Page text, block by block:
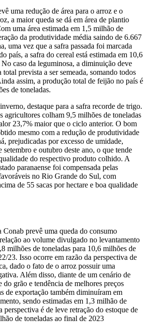
uma redução de área para o arroz e o
a maior queda se dá em área de plantio
uma área estimada em 1,5 milhão de
da produtividade média saindo de 6.667
uma vez que a safra passada foi marcada
país, a safra do cereal está estimada em 10,6
caso da leguminosa, a diminuição deve
total prevista a ser semeada, somando todos
assim, a produção total de feijão no país é
de toneladas.
destaque para a safra recorde de trigo.
agricultores colham 9,5 milhões de toneladas
23,7% maior que o ciclo anterior. O bom
mesmo com a redução de produtividade
prejudicadas por excesso de umidade,
setembro e outubro deste ano, o que tende
do respectivo produto colhido. A
paranaense foi compensada pelas
no Rio Grande do Sul, com
de 55 sacas por hectare e boa qualidade
Conab prevê uma queda do consumo
ao volume divulgado no levantamento
milhões de toneladas para 10,6 milhões de
23. Isso ocorre em razão da perspectiva de
dado o fato de o arroz possuir uma
Além disso, diante de um cenário de
grão e tendência de melhores preços
de exportação também diminuíram em
sendo estimadas em 1,3 milhão de
perspectiva é de leve retração do estoque de
de toneladas ao final de 2023